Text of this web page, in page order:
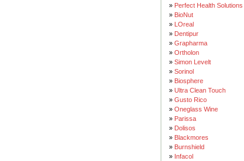
» Perfect Health Solutions
» BioNut
» LOreal
» Dentipur
» Grapharma
» Ortholon
» Simon Levelt
» Sorinol
» Biosphere
» Ultra Clean Touch
» Gusto Rico
» Oneglass Wine
» Parissa
» Dolisos
» Blackmores
» Burnshield
» Infacol